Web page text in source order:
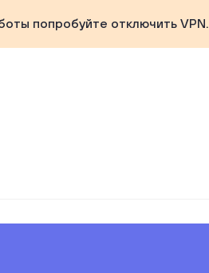
попробуйте отключить VPN.